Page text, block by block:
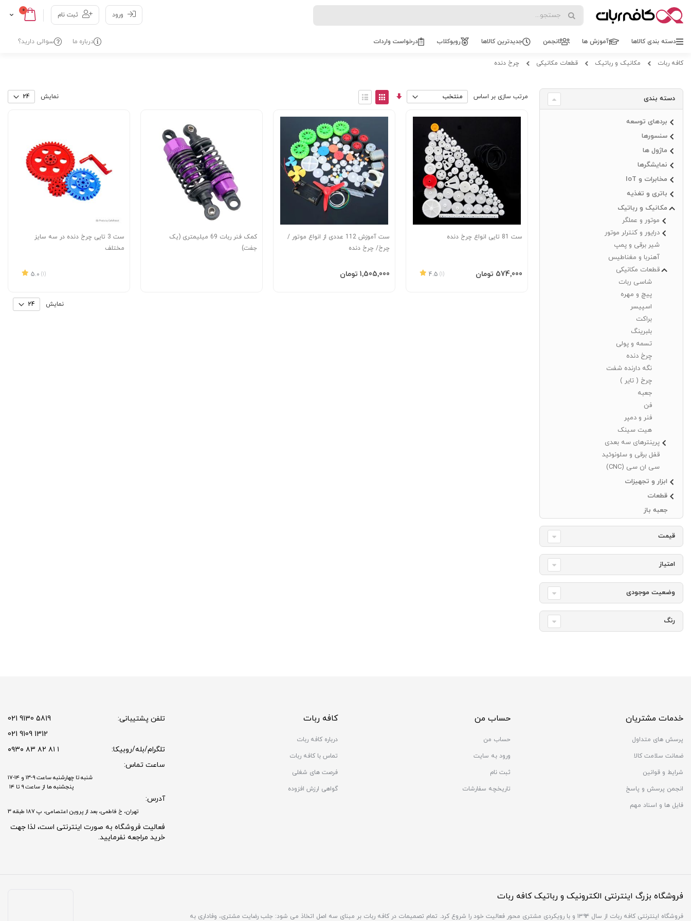
Cart0
Skip
to
ورود ثبت نام
دسته بندی کالاها آموزش ها انجمن جدیدترین کالاها روبوکلاب درخواست واردات سوالی دارید؟ درباره ما
کافه ربات مکانیک و رباتیک قطعات مکانیکی چرخ دنده
مرتب سازی بر اساس
مرتب
سازی
View
as
نمایش
ست 81 تایی انواع چرخ دنده
4.5 (1) ‎574٬000 تومان
افزودن به سبد
ست آموزش 112 عددی از انواع موتور /
چرخ/ چرخ دنده
‎1٬505٬000 تومان
افزودن به سبد
کمک فنر ربات 69 میلیمتری (یک
جفت)
ست 3 تایی چرخ دنده در سه سایز
مختلف
5.0 (1)
نمایش
دسته بندی
بردهای توسعه
سنسورها
ماژول ها
نمایشگرها
مخابرات و IoT
باتری و تغذیه
مکانیک و رباتیک
موتور و عملگر
درایور و کنترلر موتور
شیر برقی و پمپ
آهنربا و مغناطیس
قطعات مکانیکی
شاسی ربات
پیچ و مهره
اسپیسر
براکت
بلبرینگ
تسمه و پولی
چرخ دنده
نگه دارنده شفت
چرخ ( تایر )
جعبه
فن
فنر و دمپر
هیت سینک
پرینترهای سه بعدی
قفل برقی و سلونوئید
سی ان سی (CNC)
ابزار و تجهیزات
قطعات
جعبه باز
قیمت
امتیاز
وضعیت موجودی
رنگ
خدمات مشتریان
پرسش های متداول
ضمانت سلامت کالا
شرایط و قوانین
انجمن پرسش و پاسخ
فایل ها و اسناد مهم
حساب من
حساب من
ورود به سایت
ثبت نام
تاریخچه سفارشات
کافه ربات
درباره کافه ربات
تماس با کافه ربات
فرصت های شغلی
گواهی ارزش افزوده
تلفن پشتیبانی:
5819 9130 021
1312 9109 021
تلگرام/بله/روبیکا:
۱ ۸۱ ۸۲ ۸۳ ۰۹۳۰
ساعت تماس:
شنبه تا چهارشنبه ساعت ۹-۱۳ و ۱۴-۱۷
پنجشنبه ها از ساعت ۹ تا ۱۴
آدرس:
تهران، خ فاطمی، بعد از پروین اعتصامی، پ 187 طبقه 3
فعالیت فروشگاه به صورت اینترنتی است، لذا جهت
خرید مراجعه نفرمایید.
فروشگاه بزرگ اینترنتی الکترونیک و رباتیک کافه ربات
فروشگاه اینترنتی کافه ربات از سال ۱۳۹۴ و با رویکردی مشتری محور فعالیت خود را شروع کرد. تمام تصمیمات در کافه ربات بر مبنای سه اصل اتخاذ می شود: جلب رضایت مشتری، وفاداری به